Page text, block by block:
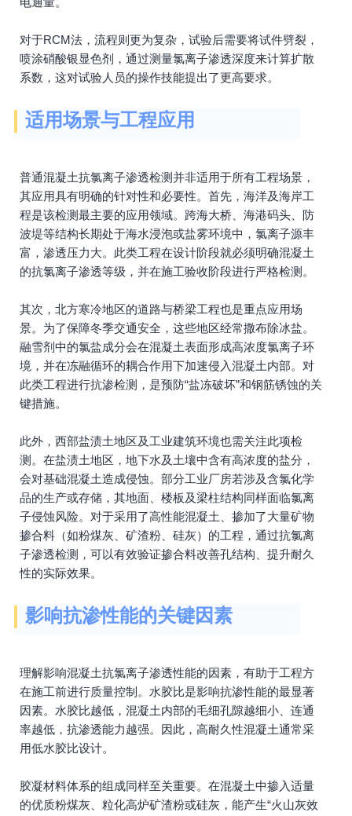
对于RCM法，流程则更为复杂，试验后需要将试件劈裂，
喷涂硝酸银显色剂，通过测量氯离子渗透深度来计算扩散
系数，这对试验人员的操作技能提出了更高要求。
适用场景与工程应用
普通混凝土抗氯离子渗透检测并非适用于所有工程场景，
其应用具有明确的针对性和必要性。首先，海洋及海岸工
程是该检测最主要的应用领域。跨海大桥、海港码头、防
波堤等结构长期处于海水浸泡或盐雾环境中，氯离子源丰
富，渗透压力大。此类工程在设计阶段就必须明确混凝土
的抗氯离子渗透等级，并在施工验收阶段进行严格检测。
其次，北方寒冷地区的道路与桥梁工程也是重点应用场
景。为了保障冬季交通安全，这些地区经常撒布除冰盐。
融雪剂中的氯盐成分会在混凝土表面形成高浓度氯离子环
境，并在冻融循环的耦合作用下加速侵入混凝土内部。对
此类工程进行抗渗检测，是预防“盐冻破坏”和钢筋锈蚀的关
键措施。
此外，西部盐渍土地区及工业建筑环境也需关注此项检
测。在盐渍土地区，地下水及土壤中含有高浓度的盐分，
会对基础混凝土造成侵蚀。部分工业厂房若涉及含氯化学
品的生产或存储，其地面、楼板及梁柱结构同样面临氯离
子侵蚀风险。对于采用了高性能混凝土、掺加了大量矿物
掺合料（如粉煤灰、矿渣粉、硅灰）的工程，通过抗氯离
子渗透检测，可以有效验证掺合料改善孔结构、提升耐久
性的实际效果。
影响抗渗性能的关键因素
理解影响混凝土抗氯离子渗透性能的因素，有助于工程方
在施工前进行质量控制。水胶比是影响抗渗性能的最显著
因素。水胶比越低，混凝土内部的毛细孔隙越细小、连通
率越低，抗渗透能力越强。因此，高耐久性混凝土通常采
用低水胶比设计。
胶凝材料体系的组成同样至关重要。在混凝土中掺入适量
的优质粉煤灰、粒化高炉矿渣粉或硅灰，能产生“火山灰效